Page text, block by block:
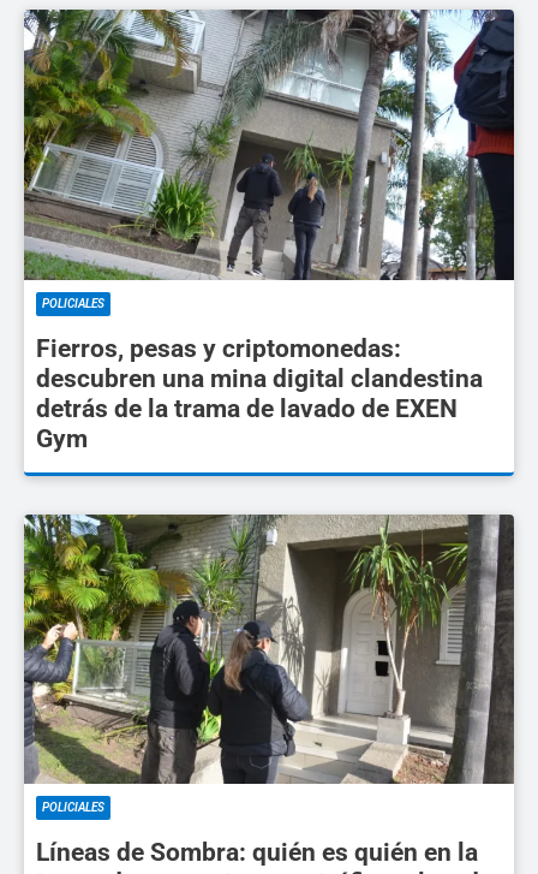
POLICIALES
Fierros, pesas y criptomonedas:
descubren una mina digital clandestina
detrás de la trama de lavado de EXEN
Gym
POLICIALES
Líneas de Sombra: quién es quién en la